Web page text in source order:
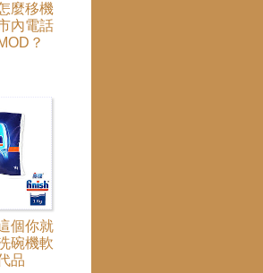
麼移機
內電話
？
個你就
碗機軟
品